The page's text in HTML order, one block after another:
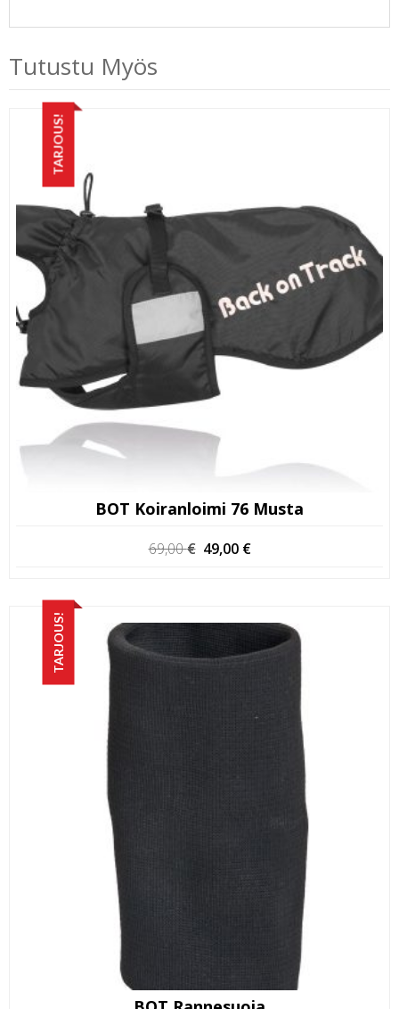
Tutustu Myös
TARJOUS!
BOT Koiranloimi 76 Musta
69,00€ Alkuperäinen
49,00 €
TARJOUS!